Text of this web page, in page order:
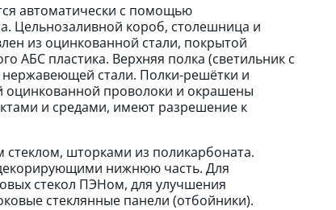
автоматически с помощью
Цельнозаливной короб, столешница и
из оцинкованной стали, покрытой
АБС пластика. Верхняя полка (светильник с
стали. Полки-решётки и
оцинкованной проволоки и окрашены
и средами, имеют разрешение к
шторками из поликарбоната.
нижнюю часть. Для
стекол ПЭНом, для улучшения
стеклянные панели (отбойники).